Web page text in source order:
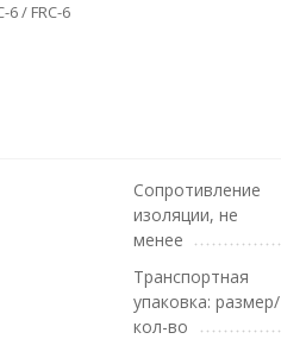
/ FRC-6
Сопротивление
изоляции, не
менее
Транспортная
упаковка: размер/
кол-во